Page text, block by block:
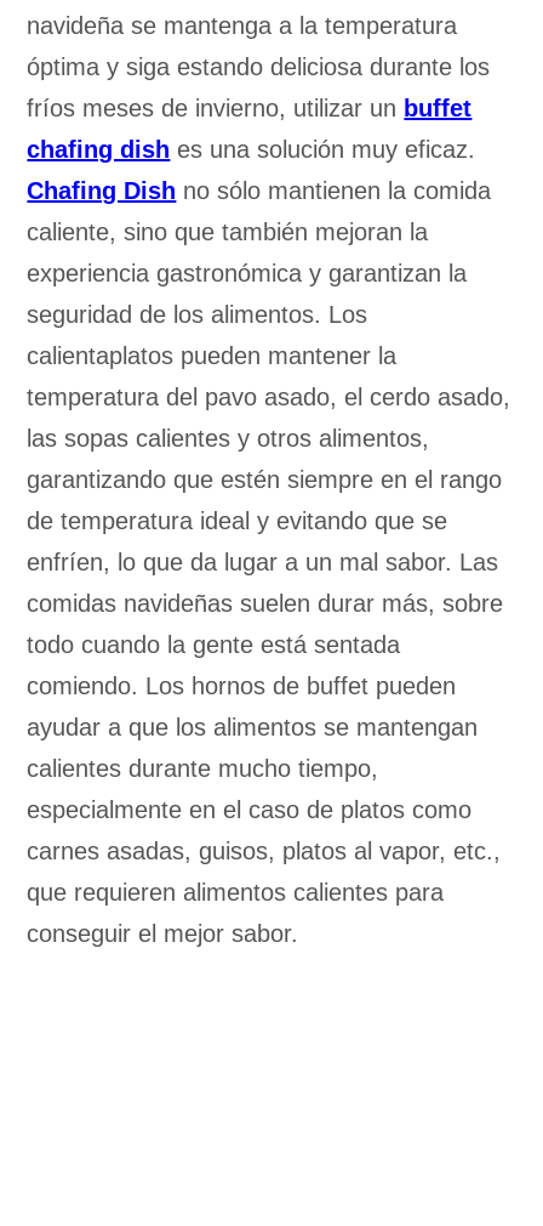
navideña se mantenga a la temperatura
óptima y siga estando deliciosa durante los
fríos meses de invierno, utilizar un buffet
chafing dish es una solución muy eficaz.
Chafing Dish no sólo mantienen la comida
caliente, sino que también mejoran la
experiencia gastronómica y garantizan la
seguridad de los alimentos. Los
calientaplatos pueden mantener la
temperatura del pavo asado, el cerdo asado,
las sopas calientes y otros alimentos,
garantizando que estén siempre en el rango
de temperatura ideal y evitando que se
enfríen, lo que da lugar a un mal sabor. Las
comidas navideñas suelen durar más, sobre
todo cuando la gente está sentada
comiendo. Los hornos de buffet pueden
ayudar a que los alimentos se mantengan
calientes durante mucho tiempo,
especialmente en el caso de platos como
carnes asadas, guisos, platos al vapor, etc.,
que requieren alimentos calientes para
conseguir el mejor sabor.